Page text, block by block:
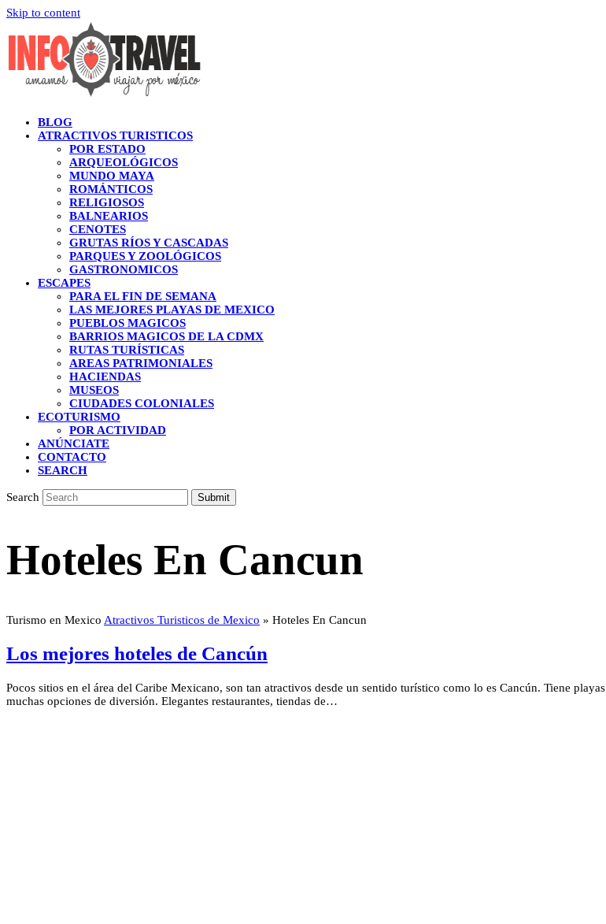
Skip to content
BLOG
ATRACTIVOS TURISTICOS
POR ESTADO
ARQUEOLÓGICOS
MUNDO MAYA
ROMÁNTICOS
RELIGIOSOS
BALNEARIOS
CENOTES
GRUTAS RÍOS Y CASCADAS
PARQUES Y ZOOLÓGICOS
GASTRONOMICOS
ESCAPES
PARA EL FIN DE SEMANA
LAS MEJORES PLAYAS DE MEXICO
PUEBLOS MAGICOS
BARRIOS MAGICOS DE LA CDMX
RUTAS TURÍSTICAS
AREAS PATRIMONIALES
HACIENDAS
MUSEOS
CIUDADES COLONIALES
ECOTURISMO
POR ACTIVIDAD
ANÚNCIATE
CONTACTO
SEARCH
Search Submit
Hoteles En Cancun
Turismo en Mexico Atractivos Turisticos de Mexico » Hoteles En Cancun
Los mejores hoteles de Cancún
Pocos sitios en el área del Caribe Mexicano, son tan atractivos desde un sentido turístico como lo es Cancún. Tiene
muchas opciones de diversión. Elegantes restaurantes, tiendas de…